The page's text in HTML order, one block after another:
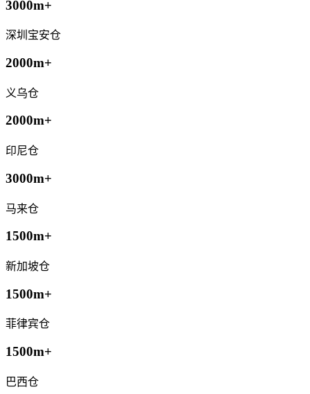
3000m+
深圳宝安仓
2000m+
义乌仓
2000m+
印尼仓
3000m+
马来仓
1500m+
新加坡仓
1500m+
菲律宾仓
1500m+
巴西仓